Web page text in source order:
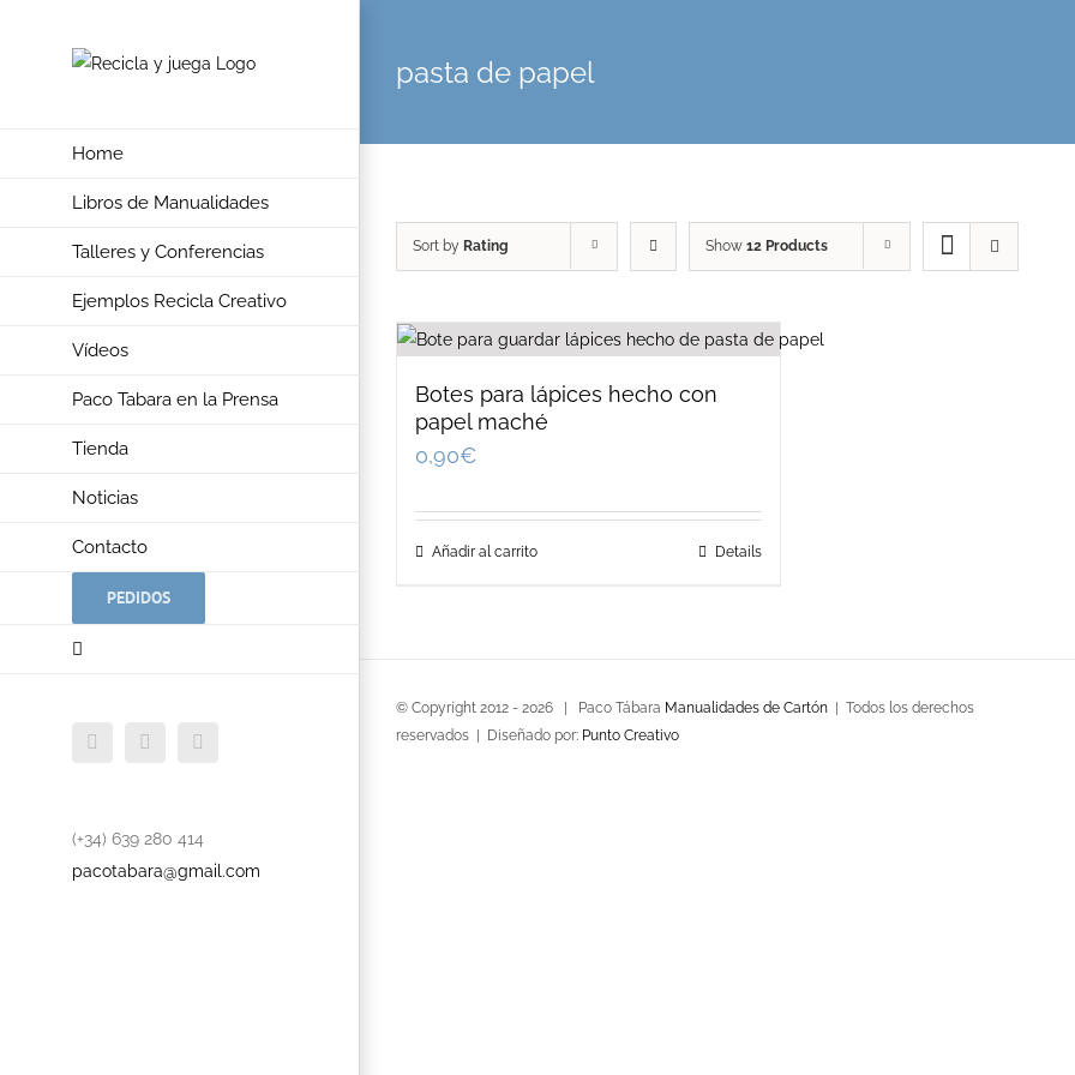
Home
Libros de Manualidades
Talleres y Conferencias
Ejemplos Recicla Creativo
Vídeos
Paco Tabara en la Prensa
Tienda
Noticias
Contacto
PEDIDOS
FacebookTwitter
(+34) 639 280 414
pacotabara@gmail.com
pasta de papel
Sort by Rating Show 12 Products
Botes para lápices hecho con
papel maché
0,90€
Añadir al carrito Details
© Copyright 2012 - 2026 | Paco Tábara Manualidades de Cartón | Todos los derechos
reservados | Diseñado por: Punto Creativo